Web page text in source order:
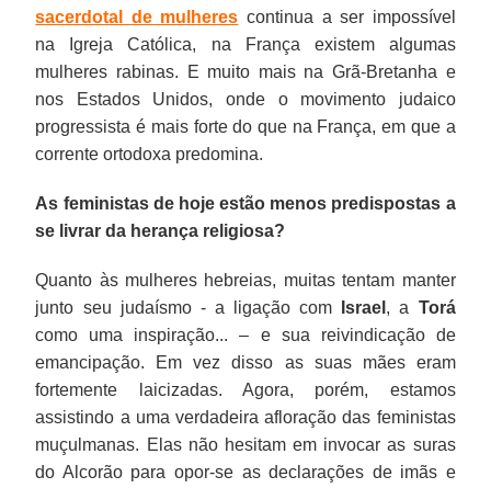
sacerdotal de mulheres continua a ser impossível
na Igreja Católica, na França existem algumas
mulheres rabinas. E muito mais na Grã-Bretanha e
nos Estados Unidos, onde o movimento judaico
progressista é mais forte do que na França, em que a
corrente ortodoxa predomina.
As feministas de hoje estão menos predispostas a
se livrar da herança religiosa?
Quanto às mulheres hebreias, muitas tentam manter
junto seu judaísmo - a ligação com
Israel , a Torá
como uma inspiração... – e sua reivindicação de
emancipação. Em vez disso as suas mães eram
fortemente laicizadas. Agora, porém, estamos
assistindo a uma verdadeira afloração das feministas
muçulmanas. Elas não hesitam em invocar as suras
do Alcorão para opor-se as declarações de imãs e